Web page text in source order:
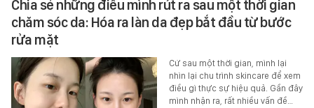
Chia sẻ những điều mình rút ra sau một thời gian
chăm sóc da: Hóa ra làn da đẹp bắt đầu từ bước
rửa mặt
Cứ sau một thời gian, mình lại
nhìn lại chu trình skincare để xem
điều gì thực sự hiệu quả. Gần đây
mình nhận ra, rất nhiều vấn đề…